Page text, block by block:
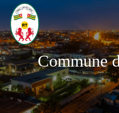
Commune